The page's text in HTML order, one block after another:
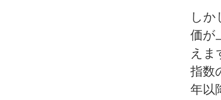
しか
価が
えま
指数
年以